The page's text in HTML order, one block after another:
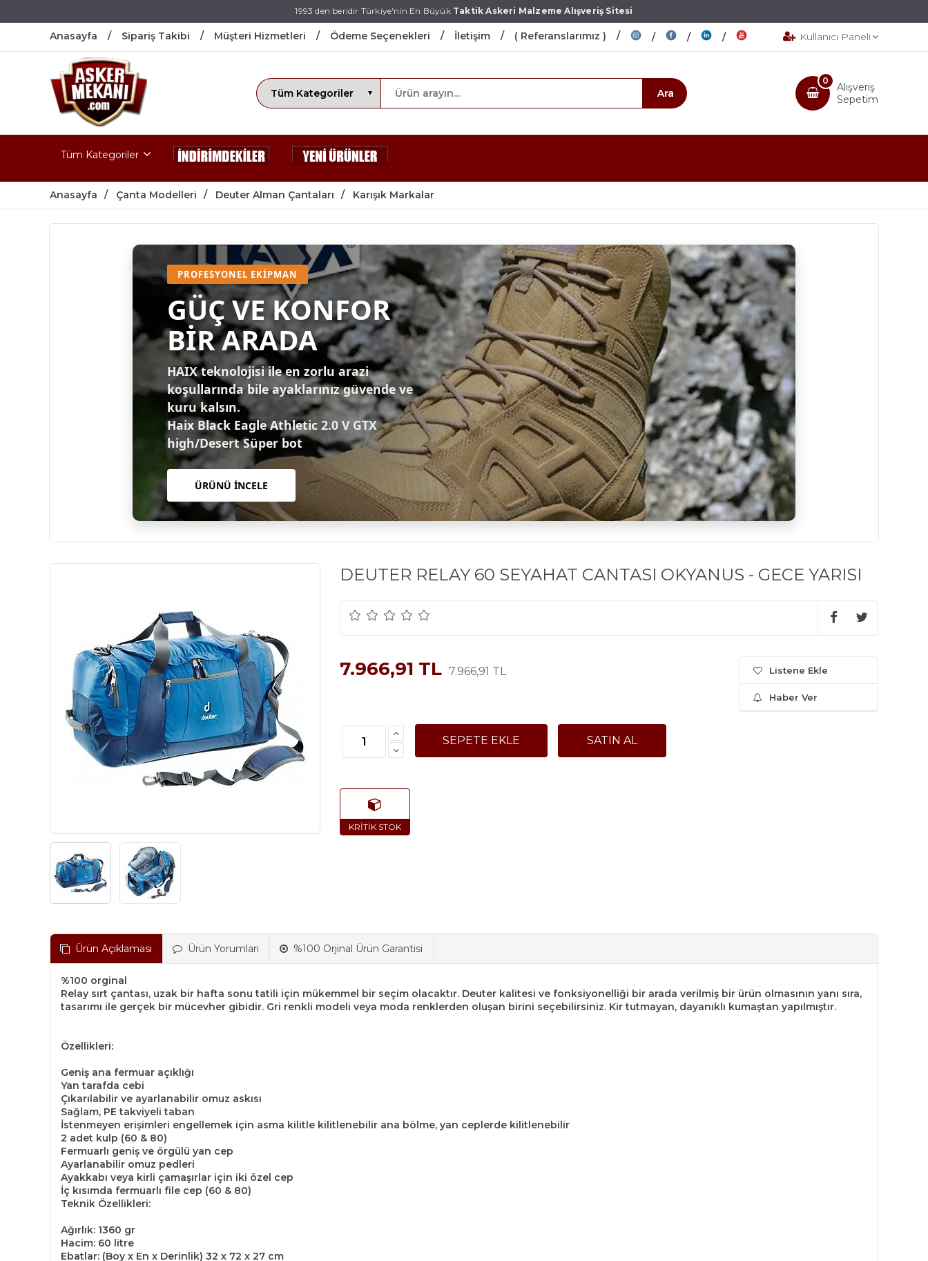
1993 den beridir Türkiye'nin En BüyükTaktik Askeri Malzeme Alışveriş Sitesi
Anasayfa Sipariş Takibi Müşteri Hizmetleri Ödeme Seçenekleri İletişim ( Referanslarımız ) Kullanıcı Paneli
Alışveriş
Sepetim
0
Tüm Kategoriler
Anasayfa Çanta Modelleri Deuter Alman Çantaları Karışık Markalar
PROFESYONEL EKIPMAN
GÜÇ VE KONFOR
BİR ARADA
HAIX teknolojisi ile en zorlu arazi
koşullarında bile ayaklarınız güvende ve
kuru kalsın.
Haix Black Eagle Athletic 2.0 V GTX
high/Desert Süper bot
ÜRÜNÜ İNCELE
DEUTER RELAY 60 SEYAHAT CANTASI OKYANUS - GECE YARISI
7.966,91 TL 7.966,91 TL Listene Ekle
Haber Ver
Ürün Açıklaması Ürün Yorumları %100 Orjinal Ürün Garantisi
%100 orginal
Relay sırt çantası, uzak bir hafta sonu tatili için mükemmel bir seçim olacaktır. Deuter kalitesi ve fonksiyonelliği bir arada verilmiş bir ürün olmasının yanı sıra,
tasarımı ile gerçek bir mücevher gibidir. Gri renkli modeli veya moda renklerden oluşan birini seçebilirsiniz. Kir tutmayan, dayanıklı kumaştan yapılmıştır.
Özellikleri:
Geniş ana fermuar açıklığı
Yan tarafda cebi
Çıkarılabilir ve ayarlanabilir omuz askısı
Sağlam, PE takviyeli taban
İstenmeyen erişimleri engellemek için asma kilitle kilitlenebilir ana bölme, yan ceplerde kilitlenebilir
2 adet kulp (60 & 80)
Fermuarlı geniş ve örgülü yan cep
Ayarlanabilir omuz pedleri
Ayakkabı veya kirli çamaşırlar için iki özel cep
İç kısımda fermuarlı file cep (60 & 80)
Teknik Özellikleri:
Ağırlık: 1360 gr
Hacim: 60 litre
Ebatlar: (Boy x En x Derinlik) 32 x 72 x 27 cm